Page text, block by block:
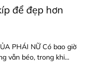
để đẹp hơn
PHÁI NỮ Có bao giờ
vẫn béo, trong khi...